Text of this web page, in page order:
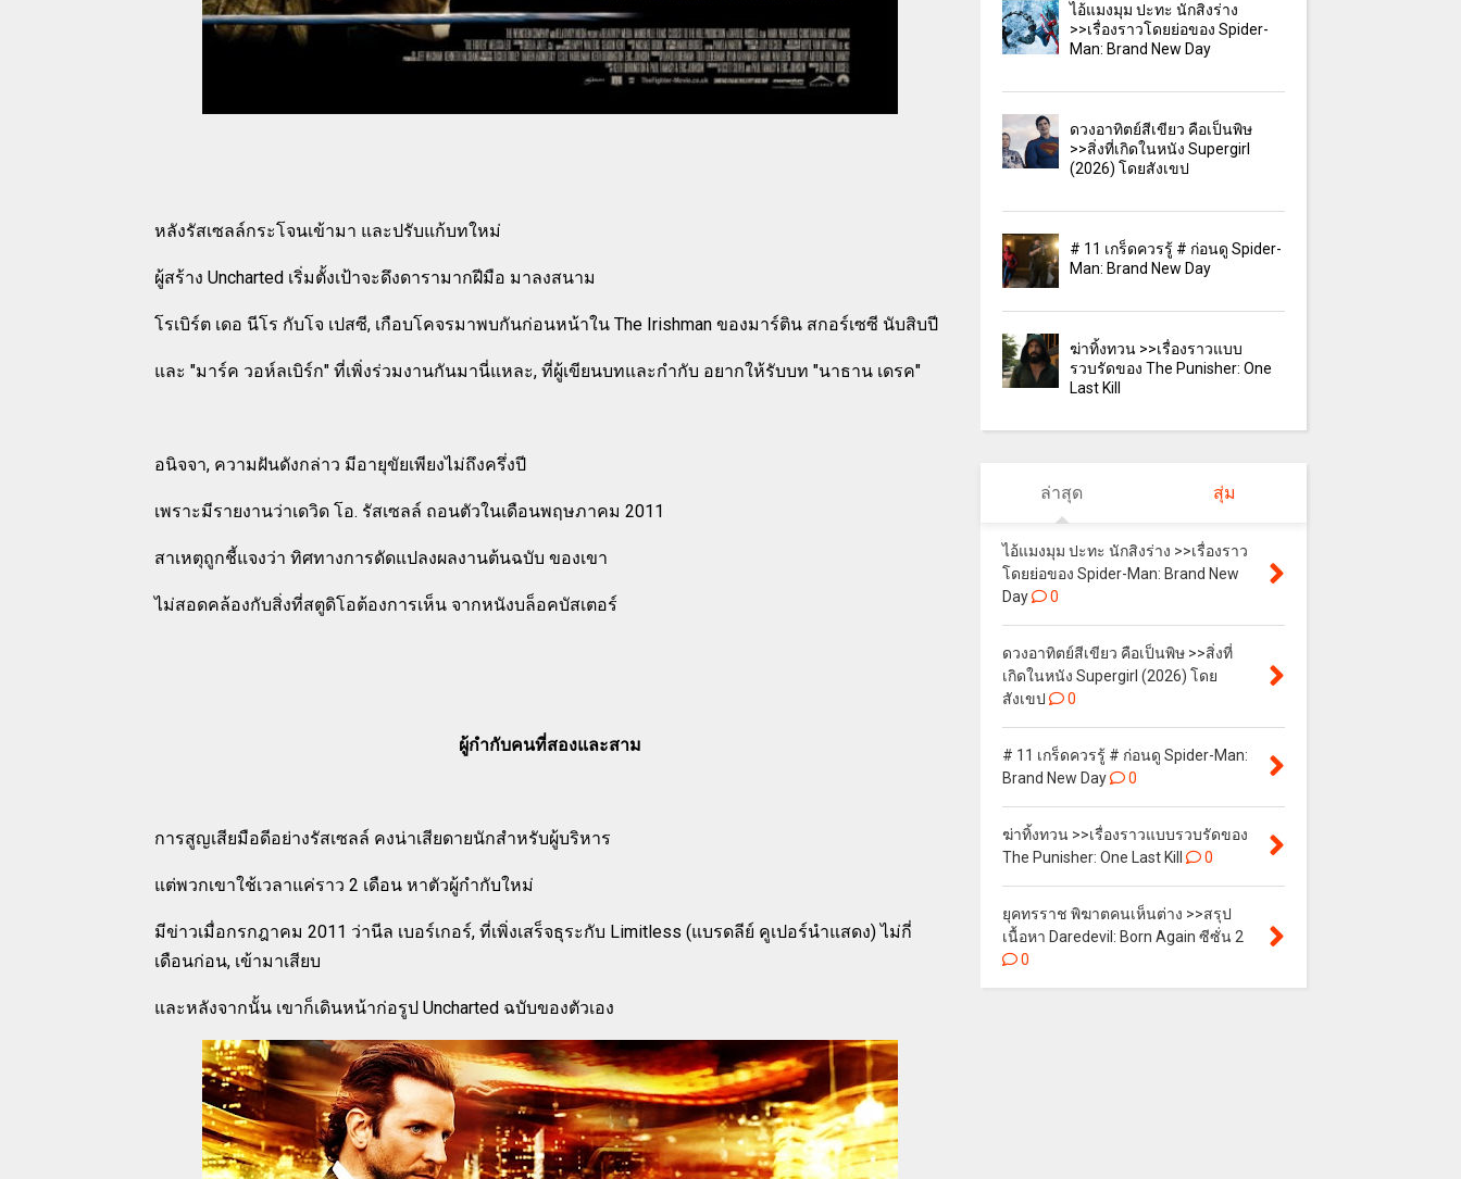
หลังรัสเซลล์กระโจนเข้ามา และปรับแก้บทใหม่
ผู้สร้าง Uncharted เริ่มตั้งเป้าจะดึงดารามากฝีมือ มาลงสนาม
โรเบิร์ต เดอ นีโร กับโจ เปสซี, เกือบโคจรมาพบกันก่อนหน้าใน The Irishman ของมาร์ติน สกอร์เซซี นับสิบปี
และ "มาร์ค วอห์ลเบิร์ก" ที่เพิ่งร่วมงานกันมานี่แหละ, ที่ผู้เขียนบทและกำกับ อยากให้รับบท "นาธาน เดรค"
อนิจจา, ความฝันดังกล่าว มีอายุขัยเพียงไม่ถึงครึ่งปี
เพราะมีรายงานว่าเดวิด โอ. รัสเซลล์ ถอนตัวในเดือนพฤษภาคม 2011
สาเหตุถูกชี้แจงว่า ทิศทางการดัดแปลงผลงานต้นฉบับ ของเขา
ไม่สอดคล้องกับสิ่งที่สตูดิโอต้องการเห็น จากหนังบล็อคบัสเตอร์
ผู้กำกับคนที่สองและสาม
การสูญเสียมือดีอย่างรัสเซลล์ คงน่าเสียดายนักสำหรับผู้บริหาร
แต่พวกเขาใช้เวลาแค่ราว 2 เดือน หาตัวผู้กำกับใหม่
มีข่าวเมื่อกรกฎาคม 2011 ว่านีล เบอร์เกอร์, ที่เพิ่งเสร็จธุระกับ Limitless (แบรดลีย์ คูเปอร์นำแสดง) ไม่กี่
เดือนก่อน, เข้ามาเสียบ
และหลังจากนั้น เขาก็เดินหน้าก่อรูป Uncharted ฉบับของตัวเอง
ไอ้แมงมุม ปะทะ นักสิงร่าง
>>เรื่องราวโดยย่อของ Spider-
Man: Brand New Day
ดวงอาทิตย์สีเขียว คือเป็นพิษ
>>สิ่งที่เกิดในหนัง Supergirl
(2026) โดยสังเขป
# 11 เกร็ดควรรู้ # ก่อนดู Spider-
Man: Brand New Day
ฆ่าทิ้งทวน >>เรื่องราวแบบ
รวบรัดของ The Punisher: One
Last Kill
ล่าสุด สุ่ม
ไอ้แมงมุม ปะทะ นักสิงร่าง >>เรื่องราว
โดยย่อของ Spider-Man: Brand New
Day
0
ดวงอาทิตย์สีเขียว คือเป็นพิษ >>สิ่งที่
เกิดในหนัง Supergirl (2026) โดย
สังเขป
0
# 11 เกร็ดควรรู้ # ก่อนดู Spider-Man:
Brand New Day
0
ฆ่าทิ้งทวน >>เรื่องราวแบบรวบรัดของ
The Punisher: One Last Kill
0
ยุคทรราช พิฆาตคนเห็นต่าง >>สรุป
เนื้อหา Daredevil: Born Again ซีซั่น 2
0